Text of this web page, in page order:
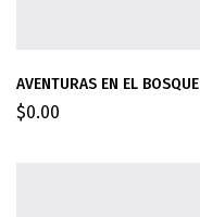
AVENTURAS EN EL BOSQUE
$0.00